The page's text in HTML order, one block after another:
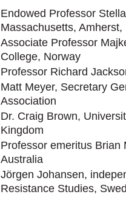
Endowed Professor
Massachusetts, Amherst,
Associate Professor
College, Norway
Professor Richard
Matt Meyer, Secretary
Association
Dr. Craig Brown,
Kingdom
Professor emeritus Brian
Australia
Jörgen Johansen,
Resistance Studies,